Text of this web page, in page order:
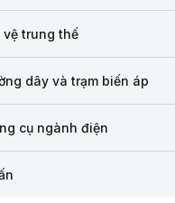
trung thế
dây và trạm biến áp
cụ ngành điện